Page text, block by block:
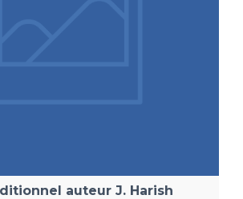
auteur J. Harish